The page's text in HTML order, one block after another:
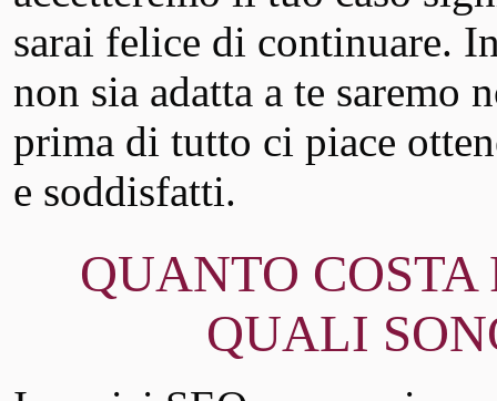
sarai felice di continuare.
non sia adatta a te saremo
prima di tutto ci piace
e soddisfatti.
QUANTO COSTA
QUALI